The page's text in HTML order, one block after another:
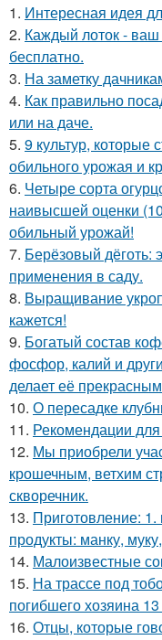
1. Интересная идея
2. Каждый лоток -
бесплатно.
3. На заметку
4. Как правильно
или на даче.
5. 9 культур, которые
обильного урожая и
6. Четыре сорта
наивысшей оценки
обильный урожай!
7. Берёзовый
применения в саду.
8. Выращивание
кажется!
9. Богатый состав
фосфор, калий и
делает её
10. О пересадке
11. Рекомендации для
12. Мы приобрели
крошечным, ветхим
скворечник.
13. Приготовление:
продукты: манку,
14. Малоизвестные
15. На трассе под
погибшего хозяина 13
16. Отцы, которые